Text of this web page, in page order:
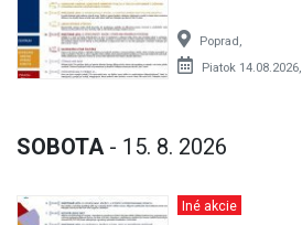
Poprad,
Piatok 14.08.2026,
SOBOTA- 15. 8. 2026
Iné akcie